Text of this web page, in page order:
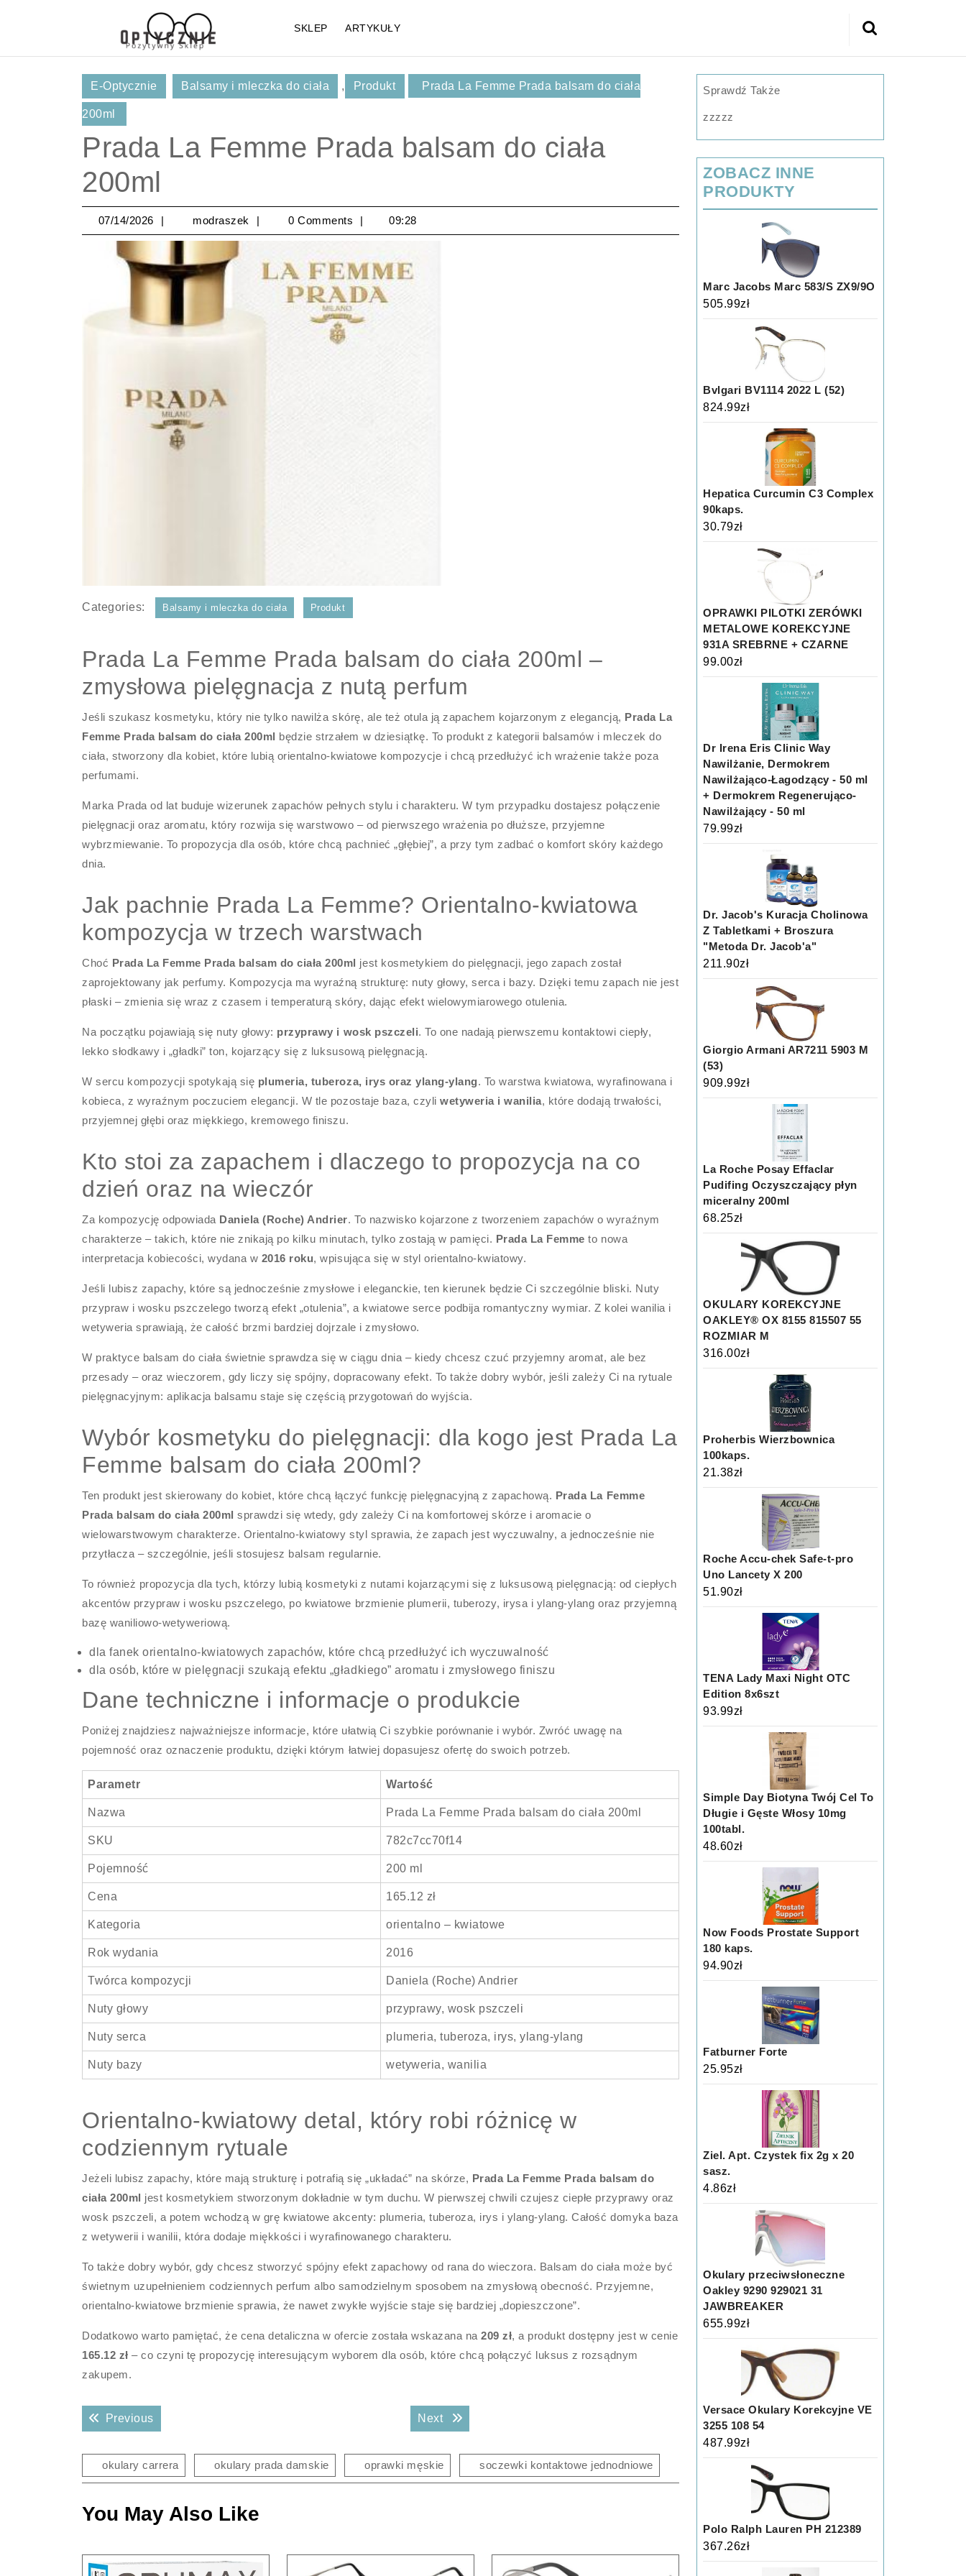
SKLEP ARTYKUŁY
Search
E-Optycznie Balsamy i mleczka do ciała , Produkt Prada La Femme Prada balsam do ciała
200ml
Prada La Femme Prada balsam do ciała
200ml
07/14/2026 07/14/2026
modraszek modraszek
0 Comments 09:28
Categories: Balsamy i mleczka do ciała Produkt
Prada La Femme Prada balsam do ciała 200ml –
zmysłowa pielęgnacja z nutą perfum
Jeśli szukasz kosmetyku, który nie tylko nawilża skórę, ale też otula ją zapachem kojarzonym z elegancją, Prada La
Femme Prada balsam do ciała 200ml będzie strzałem w dziesiątkę. To produkt z kategorii balsamów i mleczek do
ciała, stworzony dla kobiet, które lubią orientalno-kwiatowe kompozycje i chcą przedłużyć ich wrażenie także poza
perfumami.
Marka Prada od lat buduje wizerunek zapachów pełnych stylu i charakteru. W tym przypadku dostajesz połączenie
pielęgnacji oraz aromatu, który rozwija się warstwowo – od pierwszego wrażenia po dłuższe, przyjemne
wybrzmiewanie. To propozycja dla osób, które chcą pachnieć „głębiej”, a przy tym zadbać o komfort skóry każdego
dnia.
Jak pachnie Prada La Femme? Orientalno-kwiatowa
kompozycja w trzech warstwach
Choć Prada La Femme Prada balsam do ciała 200ml jest kosmetykiem do pielęgnacji, jego zapach został
zaprojektowany jak perfumy. Kompozycja ma wyraźną strukturę: nuty głowy, serca i bazy. Dzięki temu zapach nie jest
płaski – zmienia się wraz z czasem i temperaturą skóry, dając efekt wielowymiarowego otulenia.
Na początku pojawiają się nuty głowy: przyprawy i wosk pszczeli. To one nadają pierwszemu kontaktowi ciepły,
lekko słodkawy i „gładki” ton, kojarzący się z luksusową pielęgnacją.
W sercu kompozycji spotykają się plumeria, tuberoza, irys oraz ylang-ylang. To warstwa kwiatowa, wyrafinowana i
kobieca, z wyraźnym poczuciem elegancji. W tle pozostaje baza, czyliwetyweria i wanilia, które dodają trwałości,
przyjemnej głębi oraz miękkiego, kremowego finiszu.
Kto stoi za zapachem i dlaczego to propozycja na co
dzień oraz na wieczór
Za kompozycję odpowiada Daniela (Roche) Andrier. To nazwisko kojarzone z tworzeniem zapachów o wyraźnym
charakterze – takich, które nie znikają po kilku minutach, tylko zostają w pamięci. Prada La Femme to nowa
interpretacja kobiecości, wydana w 2016 roku, wpisująca się w styl orientalno-kwiatowy.
Jeśli lubisz zapachy, które są jednocześnie zmysłowe i eleganckie, ten kierunek będzie Ci szczególnie bliski. Nuty
przypraw i wosku pszczelego tworzą efekt „otulenia”, a kwiatowe serce podbija romantyczny wymiar. Z kolei wanilia i
wetyweria sprawiają, że całość brzmi bardziej dojrzale i zmysłowo.
W praktyce balsam do ciała świetnie sprawdza się w ciągu dnia – kiedy chcesz czuć przyjemny aromat, ale bez
przesady – oraz wieczorem, gdy liczy się spójny, dopracowany efekt. To także dobry wybór, jeśli zależy Ci na rytuale
pielęgnacyjnym: aplikacja balsamu staje się częścią przygotowań do wyjścia.
Wybór kosmetyku do pielęgnacji: dla kogo jest Prada La
Femme balsam do ciała 200ml?
Ten produkt jest skierowany do kobiet, które chcą łączyć funkcję pielęgnacyjną z zapachową. Prada La Femme
Prada balsam do ciała 200ml sprawdzi się wtedy, gdy zależy Ci na komfortowej skórze i aromacie o
wielowarstwowym charakterze. Orientalno-kwiatowy styl sprawia, że zapach jest wyczuwalny, a jednocześnie nie
przytłacza – szczególnie, jeśli stosujesz balsam regularnie.
To również propozycja dla tych, którzy lubią kosmetyki z nutami kojarzącymi się z luksusową pielęgnacją: od ciepłych
akcentów przypraw i wosku pszczelego, po kwiatowe brzmienie plumerii, tuberozy, irysa i ylang-ylang oraz przyjemną
bazę waniliowo-wetyweriową.
dla fanek orientalno-kwiatowych zapachów, które chcą przedłużyć ich wyczuwalność
dla osób, które w pielęgnacji szukają efektu „gładkiego” aromatu i zmysłowego finiszu
Dane techniczne i informacje o produkcie
Poniżej znajdziesz najważniejsze informacje, które ułatwią Ci szybkie porównanie i wybór. Zwróć uwagę na
pojemność oraz oznaczenie produktu, dzięki którym łatwiej dopasujesz ofertę do swoich potrzeb.
Parametr Wartość
Nazwa Prada La Femme Prada balsam do ciała 200ml
SKU 782c7cc70f14
Pojemność 200 ml
Cena 165.12 zł
Kategoria orientalno – kwiatowe
Rok wydania 2016
Twórca kompozycji Daniela (Roche) Andrier
Nuty głowy przyprawy, wosk pszczeli
Nuty serca plumeria, tuberoza, irys, ylang-ylang
Nuty bazy wetyweria, wanilia
Orientalno-kwiatowy detal, który robi różnicę w
codziennym rytuale
Jeżeli lubisz zapachy, które mają strukturę i potrafią się „układać” na skórze, Prada La Femme Prada balsam do
ciała 200ml jest kosmetykiem stworzonym dokładnie w tym duchu. W pierwszej chwili czujesz ciepłe przyprawy oraz
wosk pszczeli, a potem wchodzą w grę kwiatowe akcenty: plumeria, tuberoza, irys i ylang-ylang. Całość domyka baza
z wetywerii i wanilii, która dodaje miękkości i wyrafinowanego charakteru.
To także dobry wybór, gdy chcesz stworzyć spójny efekt zapachowy od rana do wieczora. Balsam do ciała może być
świetnym uzupełnieniem codziennych perfum albo samodzielnym sposobem na zmysłową obecność. Przyjemne,
orientalno-kwiatowe brzmienie sprawia, że nawet zwykłe wyjście staje się bardziej „dopieszczone”.
Dodatkowo warto pamiętać, że cena detaliczna w ofercie została wskazana na209 zł, a produkt dostępny jest w cenie
165.12 zł – co czyni tę propozycję interesującym wyborem dla osób, które chcą połączyć luksus z rozsądnym
zakupem.
Nawigacja
wpisu
PreviousPrevious post: Next Next post:
okulary carrera okulary prada damskie oprawki męskie soczewki kontaktowe jednodniowe
You May Also Like
Sprawdź Także
zzzzz
ZOBACZ INNE
PRODUKTY
Marc Jacobs Marc 583/S ZX9/9O
505.99zł
Bvlgari BV1114 2022 L (52)
824.99zł
Hepatica Curcumin C3 Complex
90kaps.
30.79zł
OPRAWKI PILOTKI ZERÓWKI
METALOWE KOREKCYJNE
931A SREBRNE + CZARNE
99.00zł
Dr Irena Eris Clinic Way
Nawilżanie, Dermokrem
Nawilżająco-Łagodzący - 50 ml
+ Dermokrem Regenerująco-
Nawilżający - 50 ml
79.99zł
Dr. Jacob's Kuracja Cholinowa
Z Tabletkami + Broszura
"Metoda Dr. Jacob'a"
211.90zł
Giorgio Armani AR7211 5903 M
(53)
909.99zł
La Roche Posay Effaclar
Pudifing Oczyszczający płyn
miceralny 200ml
68.25zł
OKULARY KOREKCYJNE
OAKLEY® OX 8155 815507 55
ROZMIAR M
316.00zł
Proherbis Wierzbownica
100kaps.
21.38zł
Roche Accu-chek Safe-t-pro
Uno Lancety X 200
51.90zł
TENA Lady Maxi Night OTC
Edition 8x6szt
93.99zł
Simple Day Biotyna Twój Cel To
Długie i Gęste Włosy 10mg
100tabl.
48.60zł
Now Foods Prostate Support
180 kaps.
94.90zł
Fatburner Forte
25.95zł
Ziel. Apt. Czystek fix 2g x 20
sasz.
4.86zł
Okulary przeciwsłoneczne
Oakley 9290 929021 31
JAWBREAKER
655.99zł
Versace Okulary Korekcyjne VE
3255 108 54
487.99zł
Polo Ralph Lauren PH 212389
367.26zł